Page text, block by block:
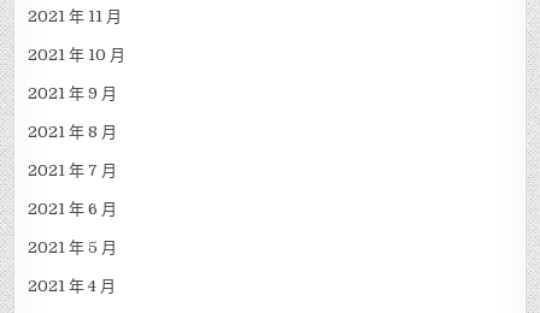
2021 年 11 月
2021 年 10 月
2021 年 9 月
2021 年 8 月
2021 年 7 月
2021 年 6 月
2021 年 5 月
2021 年 4 月